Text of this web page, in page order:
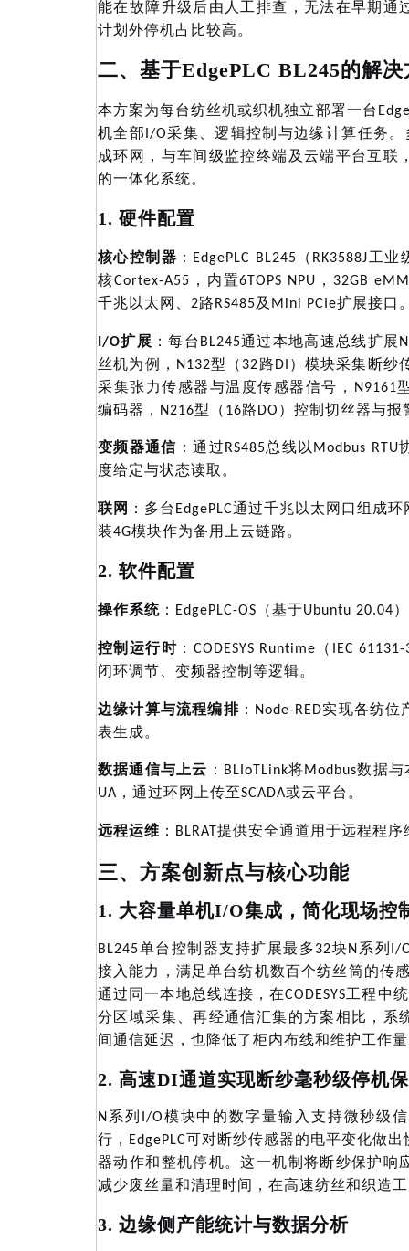
能在故障升级后由人工排查，无法在早期通
计划外停机占比较高。
二、基于EdgePLC BL245的解决
本方案为每台纺丝机或织机独立部署一台
机全部I/O采集、逻辑控制与边缘计算任务。
成环网，与车间级监控终端及云端平台互联
的一体化系统。
1. 硬件配置
核心控制器 ：
EdgePLC BL245（RK3588J工
核Cortex-A55，内置6TOPS NPU，32GB
千兆以太网、2路RS485及Mini PCIe扩展接口
I/O扩展 ：每台 BL245通过本地高速总线扩
丝机为例，N132型（32路DI）模块采集断纱
采集张力传感器与温度传感器信号，N9161
编码器，N216型（16路DO）控制切丝器与报
变频器通信 ：通过RS485总线以Modbus
度给定与状态读取。
联网 ：多台 EdgePLC通过千兆以太网口组成
装4G模块作为备用上云链路。
2. 软件配置
操作系统 ： EdgePLC-OS（基于Ubuntu 20.04
控制运行时 ： CODESYS Runtime（IEC
闭环调节、变频器控制等逻辑。
边缘计算与流程编排：
Node-RED实现各纺
表生成。
数据通信与上云 ： BLIoTLink将Modbus数据
UA，通过环网上传至SCADA或云平台。
远程运维 ： BLRAT提供安全通道用于远程程
三、方案创新点与核心功能
1. 大容量单机I/O集成，简化现场控
BL245单台控制器支持扩展最多32块N系列
接入能力，满足单台纺机数百个纺丝筒的传
通过同一本地总线连接，在CODESYS工程中
分区域采集、再经通信汇集的方案相比，系
间通信延迟，也降低了柜内布线和维护工作
2. 高速DI通道实现断纱毫秒级停机
N系列I/O模块中的数字量输入支持微秒级
行，EdgePLC可对断纱传感器的电平变化做
器动作和整机停机。这一机制将断纱保护响
减少废丝量和清理时间，在高速纺丝和织造
3. 边缘侧产能统计与数据分析